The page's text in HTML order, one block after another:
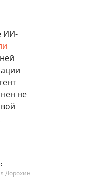
ИИ-
не
Дорохин